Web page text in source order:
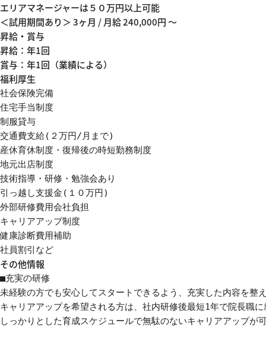
エリアマネージャーは５０万円以上可能
＜試用期間あり＞ 3ヶ月 / 月給 240,000円 〜
昇給・賞与
昇給：年1回
賞与：年1回（業績による）
福利厚生
社会保険完備
住宅手当制度
制服貸与
交通費支給(２万円/月まで)
産休育休制度・復帰後の時短勤務制度
地元出店制度
技術指導・研修・勉強会あり
引っ越し支援金(１０万円)
外部研修費用会社負担
キャリアアップ制度
健康診断費用補助
社員割引など
その他情報
■充実の研修
未経験の方でも安心してスタートできるよう、充実した内容を整
キャリアアップを希望される方は、社内研修後最短1年で院長職
しっかりとした育成スケジュールで無駄のないキャリアアップが